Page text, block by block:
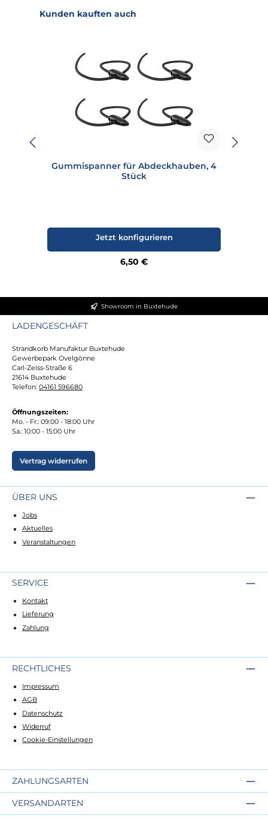
Produktgalerie überspringen
Kunden kauften auch
Gummispanner für Abdeckhauben, 4
Stück
Regulärer Preis:
6,50 €
Jetzt konfigurieren
Showroom in Buxtehude
LADENGESCHÄFT
Strandkorb Manufaktur Buxtehude
Gewerbepark Ovelgönne
Carl-Zeiss-Straße 6
21614 Buxtehude
Telefon: 04161 596680
Öffnungszeiten:
Mo. - Fr.: 09:00 - 18:00 Uhr
Sa.: 10:00 - 15:00 Uhr
Vertrag widerrufen
ÜBER UNS
Jobs
Aktuelles
Veranstaltungen
SERVICE
Kontakt
Lieferung
Zahlung
RECHTLICHES
Impressum
AGB
Datenschutz
Widerruf
Cookie-Einstellungen
ZAHLUNGSARTEN
VERSANDARTEN